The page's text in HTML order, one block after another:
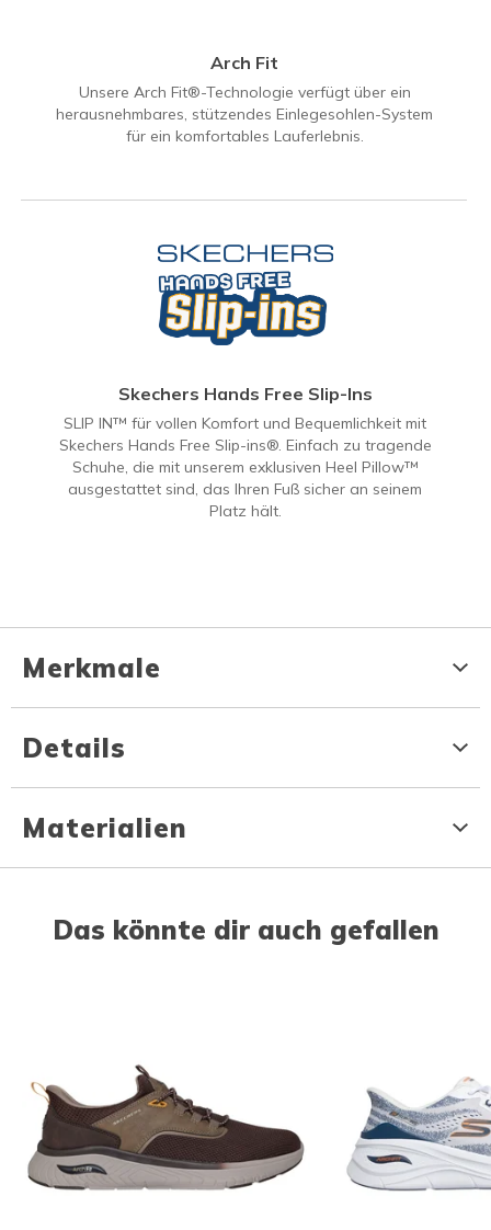
Arch Fit
Unsere Arch Fit®-Technologie verfügt über ein
herausnehmbares, stützendes Einlegesohlen-System
für ein komfortables Lauferlebnis.
Skechers Hands Free Slip-Ins
SLIP IN™ für vollen Komfort und Bequemlichkeit mit
Skechers Hands Free Slip-ins®. Einfach zu tragende
Schuhe, die mit unserem exklusiven Heel Pillow™
ausgestattet sind, das Ihren Fuß sicher an seinem
Platz hält.
Merkmale
Details
Materialien
Das könnte dir auch gefallen